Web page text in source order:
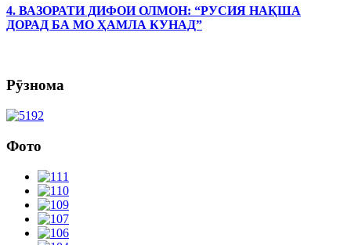
4. ВАЗОРАТИ ДИФОИ ОЛМОН: “РУСИЯ НАҚША
ДОРАД БА МО ҲАМЛА КУНАД”
Рӯзнома
Фото